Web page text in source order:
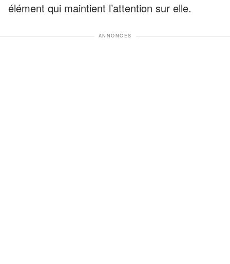
élément qui maintient l’attention sur elle.
ANNONCES